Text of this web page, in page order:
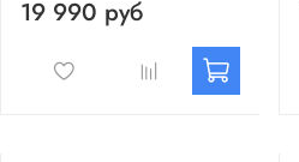
19 990 руб